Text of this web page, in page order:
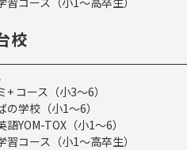
校
+ コース（小3～6）
の学校（小1～6）
語YOM-TOX（小1～6）
習コース（小1～高卒生）